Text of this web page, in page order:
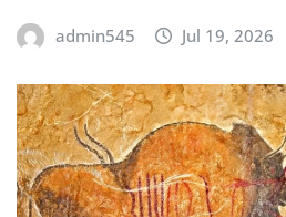
admin545 Jul 19, 2026